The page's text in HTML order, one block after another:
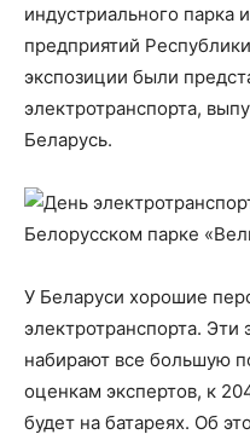
индустриального
предприятий
экспозиции были
электротранспорта,
Беларусь.
У Беларуси хорошие
электротранспорта.
набирают все большую
оценкам экспертов, к
будет на батареях. Об